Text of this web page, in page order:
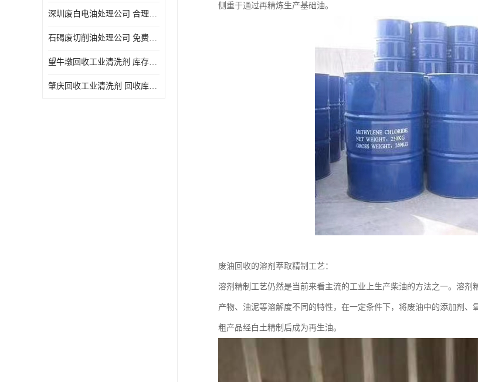
深圳废白电油处理公司 合理估价 上门评估报价
石碣废切削油处理公司 免费估价 量大量小均可
望牛墩回收工业清洗剂 库存积压回收 大量尾货回收
肇庆回收工业清洗剂 回收库存 量大量小均可
侧重于通过再精炼生产基础油。
废油回收的溶剂萃取精制工艺：
溶剂精制工艺仍然是当前来看主流的工业上生产柴油的方法之一。溶
产物、油泥等溶解度不同的特性，在一定条件下，将废油中的添加剂、
粗产品经白土精制后成为再生油。